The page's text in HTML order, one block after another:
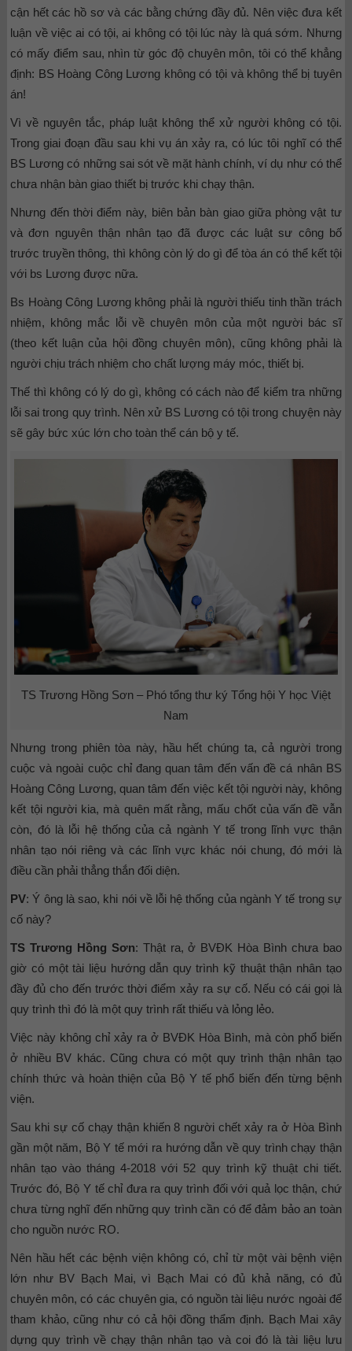
cận hết các hồ sơ và các bằng chứng đầy đủ. Nên việc đưa kết
luận về việc ai có tội, ai không có tội lúc này là quá sớm. Nhưng
có mấy điểm sau, nhìn từ góc độ chuyên môn, tôi có thể khẳng
định: BS Hoàng Công Lương không có tội và không thể bị tuyên
án!
Vì về nguyên tắc, pháp luật không thể xử người không có tội.
Trong giai đoạn đầu sau khi vụ án xảy ra, có lúc tôi nghĩ có thể
BS Lương có những sai sót về mặt hành chính, ví dụ như có thể
chưa nhận bàn giao thiết bị trước khi chạy thận.
Nhưng đến thời điểm này, biên bản bàn giao giữa phòng vật tư
và đơn nguyên thận nhân tạo đã được các luật sư công bố
trước truyền thông, thì không còn lý do gì để tòa án có thể kết tội
với bs Lương được nữa.
Bs Hoàng Công Lương không phải là người thiếu tinh thần trách
nhiệm, không mắc lỗi về chuyên môn của một người bác sĩ
(theo kết luận của hội đồng chuyên môn), cũng không phải là
người chịu trách nhiệm cho chất lượng máy móc, thiết bị.
Thế thì không có lý do gì, không có cách nào để kiểm tra những
lỗi sai trong quy trình. Nên xử BS Lương có tội trong chuyện này
sẽ gây bức xúc lớn cho toàn thể cán bộ y tế.
TS Trương Hồng Sơn – Phó tổng thư ký Tổng hội Y học Việt
Nam
Nhưng trong phiên tòa này, hầu hết chúng ta, cả người trong
cuộc và ngoài cuộc chỉ đang quan tâm đến vấn đề cá nhân BS
Hoàng Công Lương, quan tâm đến việc kết tội người này, không
kết tội người kia, mà quên mất rằng, mấu chốt của vấn đề vẫn
còn, đó là lỗi hệ thống của cả ngành Y tế trong lĩnh vực thận
nhân tạo nói riêng và các lĩnh vực khác nói chung, đó mới là
điều cần phải thẳng thắn đối diện.
PV: Ý ông là sao, khi nói về lỗi hệ thống của ngành Y tế trong sự
cố này?
TS Trương Hồng Sơn: Thật ra, ở BVĐK Hòa Bình chưa bao
giờ có một tài liệu hướng dẫn quy trình kỹ thuật thận nhân tạo
đầy đủ cho đến trước thời điểm xảy ra sự cố. Nếu có cái gọi là
quy trình thì đó là một quy trình rất thiếu và lỏng lẻo.
Việc này không chỉ xảy ra ở BVĐK Hòa Bình, mà còn phổ biến
ở nhiều BV khác. Cũng chưa có một quy trình thận nhân tạo
chính thức và hoàn thiện của Bộ Y tế phổ biến đến từng bệnh
viện.
Sau khi sự cố chạy thận khiến 8 người chết xảy ra ở Hòa Bình
gần một năm, Bộ Y tế mới ra hướng dẫn về quy trình chạy thận
nhân tạo vào tháng 4-2018 với 52 quy trình kỹ thuật chi tiết.
Trước đó, Bộ Y tế chỉ đưa ra quy trình đối với quả lọc thận, chứ
chưa từng nghĩ đến những quy trình cần có để đảm bảo an toàn
cho nguồn nước RO.
Nên hầu hết các bệnh viện không có, chỉ từ một vài bệnh viện
lớn như BV Bạch Mai, vì Bạch Mai có đủ khả năng, có đủ
chuyên môn, có các chuyên gia, có nguồn tài liệu nước ngoài để
tham khảo, cũng như có cả hội đồng thẩm định. Bạch Mai xây
dựng quy trình về chạy thận nhân tạo và coi đó là tài liệu lưu